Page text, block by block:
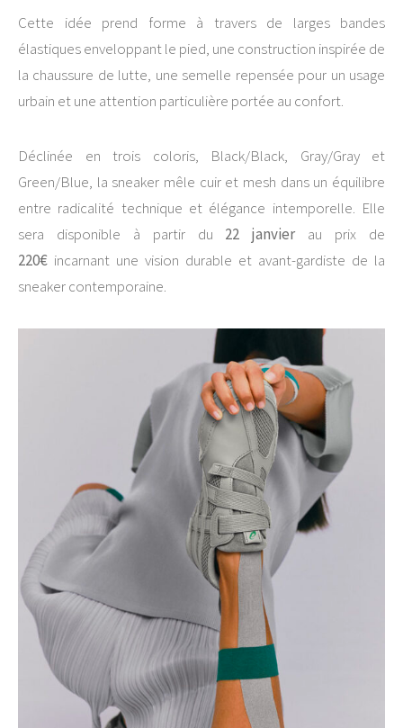
Cette idée prend forme à travers de larges bandes
élastiques enveloppant le pied, une construction inspirée de
la chaussure de lutte, une semelle repensée pour un usage
urbain et une attention particulière portée au confort.
Déclinée en trois coloris, Black/Black, Gray/Gray et
Green/Blue, la sneaker mêle cuir et mesh dans un équilibre
entre radicalité technique et élégance intemporelle. Elle
sera disponible à partir du 22 janvierau prix de
220€ incarnant une vision durable et avant-gardiste de la
sneaker contemporaine.